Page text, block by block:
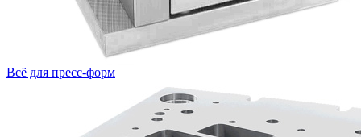
Всё для пресс-форм